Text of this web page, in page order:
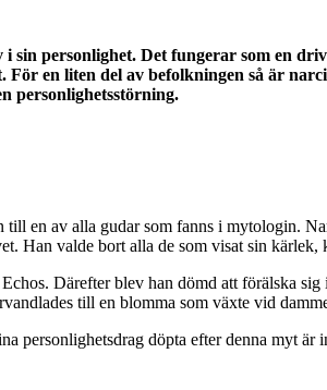
sin personlighet. Det fungerar som en
en liten del av befolkningen så är
personlighetsstörning.
en av alla gudar som fanns i mytologin.
Han valde bort alla de som visat sin kärlek,
Därefter blev han dömd att förälska
till en blomma som växte vid
personlighetsdrag döpta efter denna myt